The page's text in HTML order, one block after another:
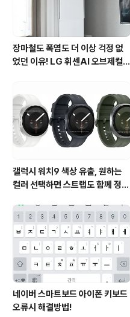
장마철도 폭염도 더 이상 걱정 없
었던 이유! LG 휘센AI 오브제컬렉
갤럭시 워치9 색상 유출, 원하는
컬러 선택하면 스트랩도 함께 정해
네이버 스마트보드 아이폰 키보드
오류시 해결방법!